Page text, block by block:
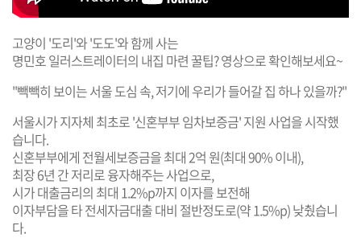
고양이 '도리'와 '도도'와 함께 사는
명민호 일러스트레이터의 내집 마련 꿀팁? 영상으로 확인해보세요~
"빽빽히 보이는 서울 도심 속, 저기에 우리가 들어갈 집 하나 있을까?"
서울시가 지자체 최초로 '신혼부부 임차보증금' 지원 사업을 시작했
습니다.
신혼부부에게 전월세보증금을 최대 2억 원(최대 90% 이내),
최장 6년 간 저리로 융자해주는 사업으로,
시가 대출금리의 최대 1.2%p까지 이자를 보전해
이자부담을 타 전세자금대출 대비 절반정도로(약 1.5%p) 낮췄습니
다.